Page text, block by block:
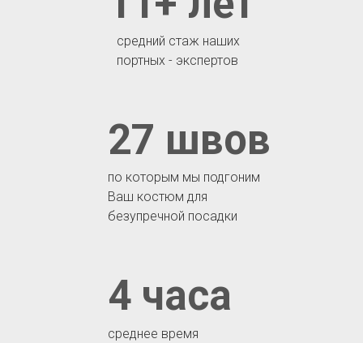
среднее время
4 часа
по которым мы подгоним
Ваш костюм для
безупречной посадки
27 швов
средний стаж наших
портных - экспертов